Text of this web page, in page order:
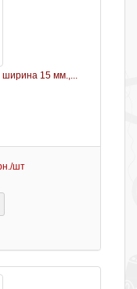
ширина 15 мм.,...
шт